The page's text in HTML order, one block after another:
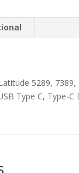
5289,
Type C, Type-